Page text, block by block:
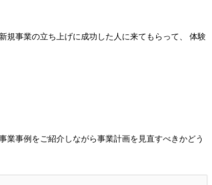
規事業の立ち上げに成功した人に来てもらって、 体験
事例をご紹介しながら事業計画を見直すべきかどう